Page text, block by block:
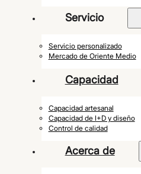
Servicio
Servicio personalizado
Mercado de Oriente Medio
Capacidad
Capacidad artesanal
Capacidad de I+D y diseño
Control de calidad
Acerca de